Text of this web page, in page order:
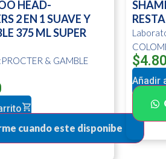
HEAD-
2 EN 1 SUAVE Y
375 ML SUPER
& GAMBLE
$
Añadir